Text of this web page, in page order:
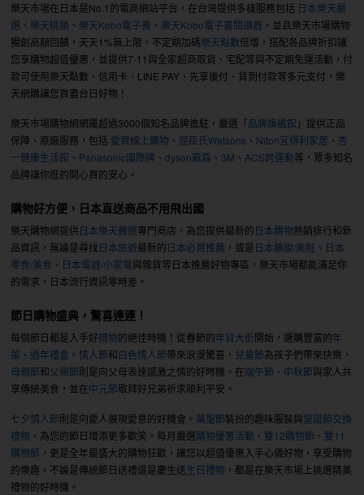
樂天市場在日本是No.1的電商網站平台，在台灣提供多樣服務包括 日本樂天嚴
選 、 樂天桃猿 、 樂天Kobo電子書 、 樂天Kobo電子書閱讀器 。並且樂天市場購物
獨創高額回饋，天天1%無上限，不定期加碼樂天點數倍增，搭配各品牌折扣讓
您享購物超值優惠，並提供7-11與全家超商取貨、宅配等與不定期免運活動，付
款可使用樂天點數、信用卡、LINE PAY、先享後付、貨到付款等多元支付，樂
天網購讓您買盡台日好物！
樂天市場購物網網羅超過3000個知名品牌進駐，嚴選「品牌旗艦館 」提供正品
保障、原廠服務，包括 愛買線上購物 、 屈臣氏Watsons 、 Nitori宜得利家居 、 杏
一健康生活館 、 Panasonic國際牌 、dyson戴森 、 3M 、 ACS跨運動等，眾多知名
品牌讓你逛的開心買的安心。
購物好方便，日本直送商品不用飛出國
樂天購物網提供日本樂天嚴選專門商店，為您提供最新的日本購物熱銷排行和新
品資訊，無論是尋找日本旅遊最新的日本必買推薦 ，或是日本藥妝/美粧 、 日本
零食/美食 、 日本電器/小家電與雜貨等日本推薦好物專區，樂天市場都能滿足你
的需求，日本流行資訊零時差。
節日購物盛典，驚喜連連！
每個節日都是入手好禮物的絕佳時機！從春節的年貨大街開始，選購豐富的年
菜 、 過年禮盒 。情人節和白色情人節帶來浪漫驚喜， 兒童節為孩子們帶來快樂，
母親節和父親節則是向父母表達感激之情的好時機。在端午節 、 中秋節與家人共
享傳統美食，並在中元節敬拜好兄弟祈求順利平安。
七夕情人節則是向愛人展現愛意的好機會。 萬聖節裝扮的趣味服裝與聖誕節交換
禮物 ，為您的節日增添更多歡笑。每月嚴選購物優惠活動 、 雙12購物節 、 雙11
購物節 ，更是全年最盛大的購物狂歡，讓您以超值優惠入手心儀好物，享受購物
的樂趣。不論是傳統節日送禮還是慶生送生日禮物 ，都是在樂天市場上挑選精美
禮物的好時機。